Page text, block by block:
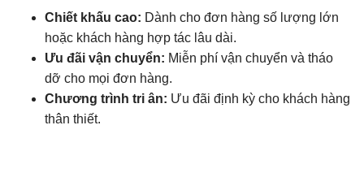
Chiết khấu cao: Dành cho đơn hàng số lượng lớn
hoặc khách hàng hợp tác lâu dài.
Ưu đãi vận chuyển: Miễn phí vận chuyển và tháo
dỡ cho mọi đơn hàng.
Chương trình tri ân: Ưu đãi định kỳ cho khách hàng
thân thiết.